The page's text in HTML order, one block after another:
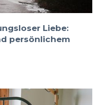
Liebe:
persönlichem